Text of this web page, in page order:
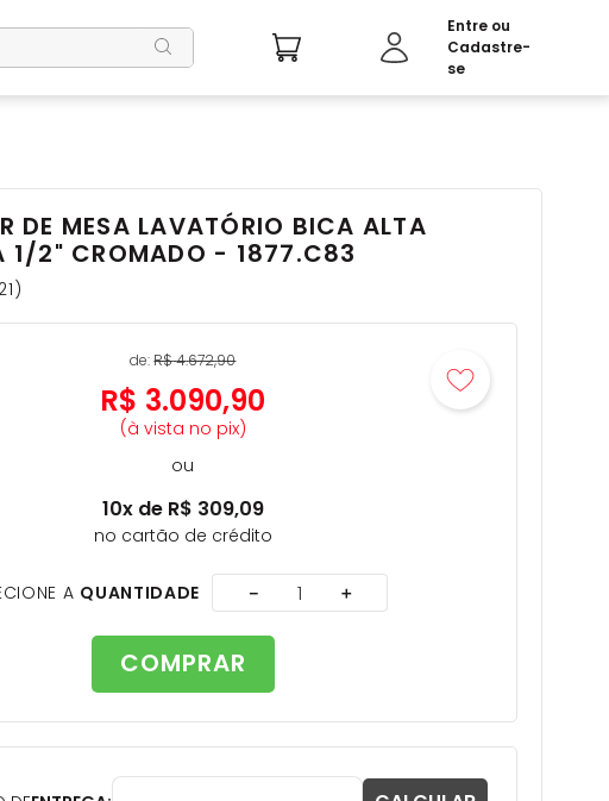
DE MESA LAVATÓRIO BICA ALTA
1/2" CROMADO - 1877.C83
de:R$4.672,90
R$ 3.090,90
(à vista no pix)
ou
10x de R$ 309,09
no cartão de crédito
A QUANTIDADE ＋
－
COMPRAR